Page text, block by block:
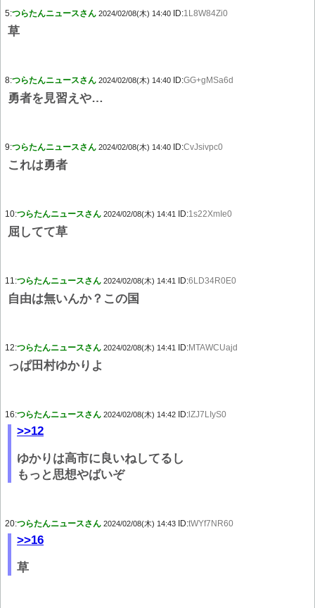
5:つらたんニュースさん 2024/02/08(木) 14:40 ID:1L8W84Zi0
草
8:つらたんニュースさん 2024/02/08(木) 14:40 ID:GG+gMSa6d
勇者を見習えや…
9:つらたんニュースさん 2024/02/08(木) 14:40 ID:CvJsivpc0
これは勇者
10:つらたんニュースさん 2024/02/08(木) 14:41 ID:1s22XmIe0
屈してて草
11:つらたんニュースさん 2024/02/08(木) 14:41 ID:6LD34R0E0
自由は無いんか？この国
12:つらたんニュースさん 2024/02/08(木) 14:41 ID:MTAWCUajd
っぱ田村ゆかりよ
16:つらたんニュースさん 2024/02/08(木) 14:42 ID: lZJ7LIyS0
>>12
ゆかりは高市に良いねしてるし
もっと思想やばいぞ
20:つらたんニュースさん 2024/02/08(木) 14:43 ID:tWYf7NR60
>>16
草